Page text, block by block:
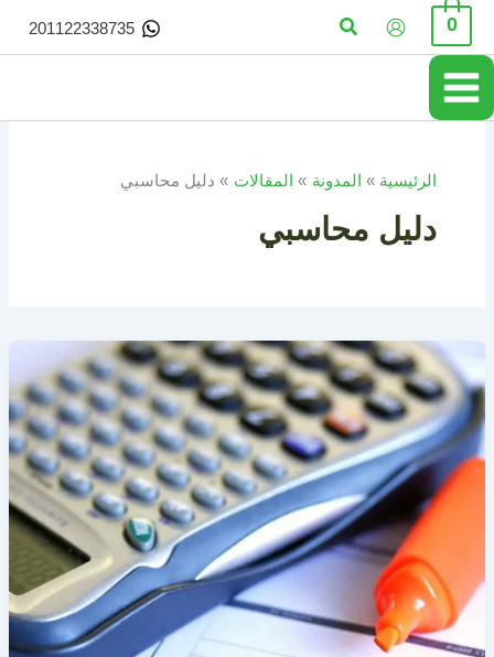
تخطي
المحتوى
0 البحث 201122338735
الرئيسية المدونة المقالات دليل محاسبي
دليل محاسبي